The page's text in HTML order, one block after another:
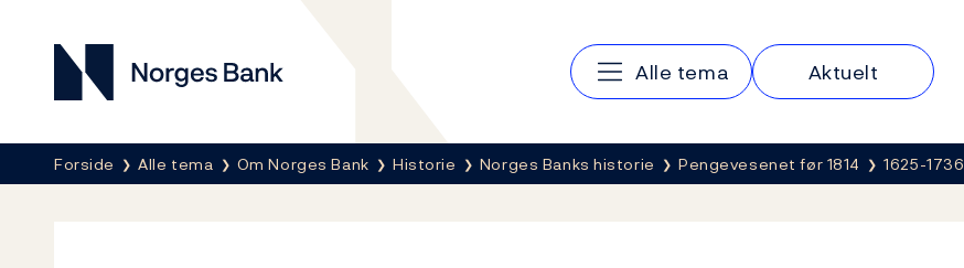
Norges Bank
Hovedmeny
Alle tema Aktuelt
Her er du nå:
Forside Alle tema Om Norges Bank Historie Norges Banks historie Pengevesenet før 1814 1625-1736